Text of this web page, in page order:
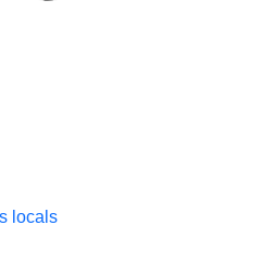
locals